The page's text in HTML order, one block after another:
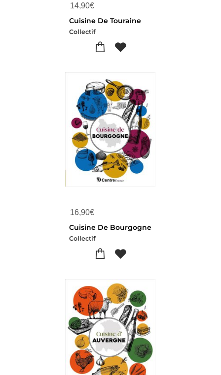
14,90€
Cuisine De Touraine
Collectif
16,90€
Cuisine De Bourgogne
Collectif